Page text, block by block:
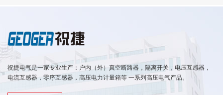
祝捷电气是一家专业生产：户内（外）真空断路器，隔离开关，电压互感器，
电流互感器，零序互感器，高压电力计量箱等 一系列高压电气产品。